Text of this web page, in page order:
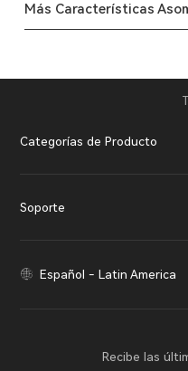
Más Características
Categorías de Producto
Soporte
Español - Latin America
Recibe las